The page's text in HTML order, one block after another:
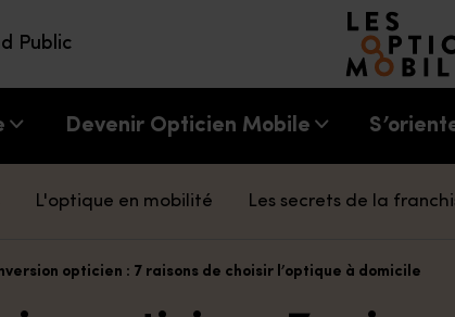
Accéder à
Devenir Opticien Mobile
Public
L'optique en mobilité Les secrets de la
opticien : 7 raisons de choisir l’optique à domicile